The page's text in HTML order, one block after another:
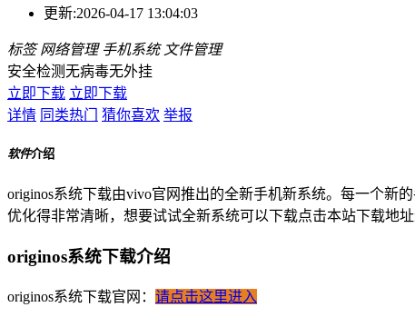
更新:2026-04-17 13:04:03
标签 网络管理 手机系统 文件管理
安全检测无病毒无外挂
立即下载 立即下载
详情 同类热门 猜你喜欢 举报
软件介绍
originos系统下载由vivo官网推出的全新手机新系统。每一个新
优化得非常清晰，想要试试全新系统可以下载点击本站下载地址
originos系统下载介绍
originos系统下载官网： 请点击这里进入